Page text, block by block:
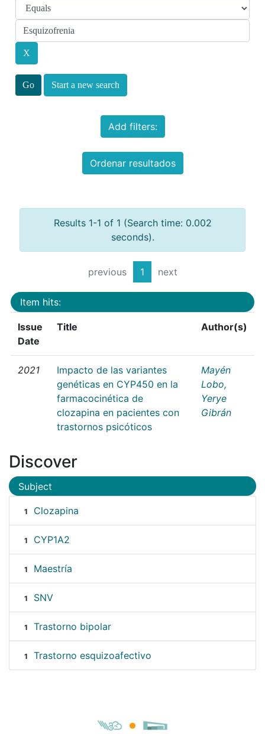
Start a new search
Add filters:
Ordenar resultados
Results 1-1 of 1 (Search time: 0.002
seconds).
previous 1 next
Item hits:
Issue
Date
Title Author(s)
2021
Impacto de las variantes
genéticas en CYP450 en la
farmacocinética de
clozapina en pacientes con
trastornos psicóticos
Mayén
Lobo,
Yerye
Gibrán
Discover
Subject
1 Clozapina
1 CYP1A2
1 Maestría
1 SNV
1 Trastorno bipolar
1 Trastorno esquizoafectivo